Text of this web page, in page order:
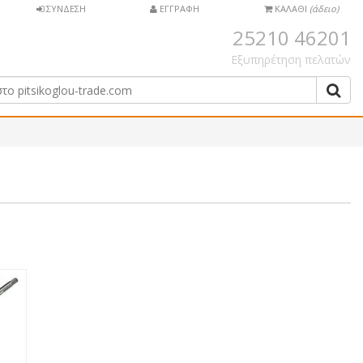
ΣΥΝΔΕΣΗ ΕΓΓΡΑΦΗ ΚΑΛΑΘΙ (άδειο)
25210 46201
Εξυπηρέτηση πελατών